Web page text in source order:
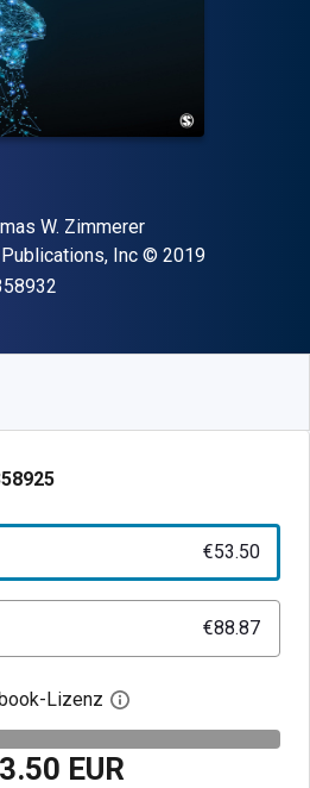
W. Zimmerer
Publications, Inc Copyright
© 2019
€53.50
€88.87
Lizenz Digitalen
EUR